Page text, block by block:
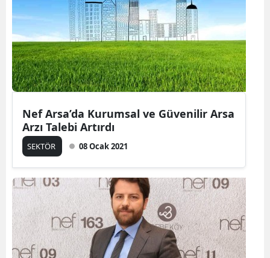
Nef Arsa’da Kurumsal ve Güvenilir Arsa
Arzı Talebi Artırdı
SEKTÖR 08 Ocak 2021